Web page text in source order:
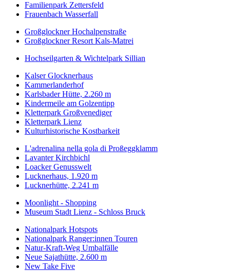
Familienpark Zettersfeld
Frauenbach Wasserfall
Großglockner Hochalpenstraße
Großglockner Resort Kals-Matrei
Hochseilgarten & Wichtelpark Sillian
Kalser Glocknerhaus
Kammerlanderhof
Karlsbader Hütte, 2.260 m
Kindermeile am Golzentipp
Kletterpark Großvenediger
Kletterpark Lienz
Kulturhistorische Kostbarkeit
L'adrenalina nella gola di Proßeggklamm
Lavanter Kirchbichl
Loacker Genusswelt
Lucknerhaus, 1.920 m
Lucknerhütte, 2.241 m
Moonlight - Shopping
Museum Stadt Lienz - Schloss Bruck
Nationalpark Hotspots
Nationalpark Ranger:innen Touren
Natur-Kraft-Weg Umbalfälle
Neue Sajathütte, 2.600 m
New Take Five